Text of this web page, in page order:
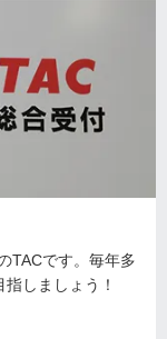
TACです。毎年多
しましょう！